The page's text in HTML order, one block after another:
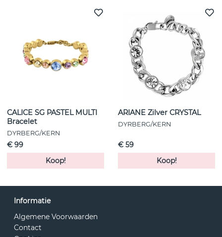
CALICE SG PASTEL MULTI
Bracelet
DYRBERG/KERN
€ 99
Koop!
ARIANE Zilver CRYSTAL
DYRBERG/KERN
€ 59
Koop!
Informatie
Algemene Voorwaarden
Contact